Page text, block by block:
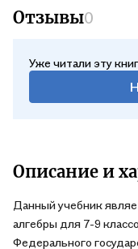
Отзывы0
Уже читали эту
Описание и
Данный учебник
алгебры для 7-9
Федерального